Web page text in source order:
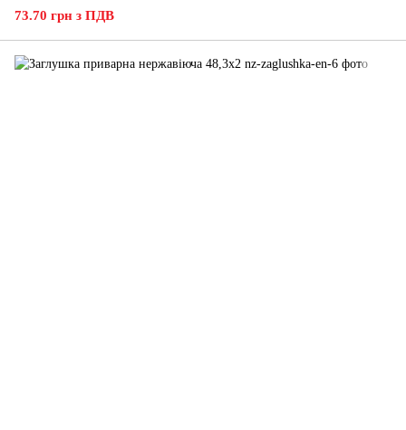
73.70 грн з ПДВ